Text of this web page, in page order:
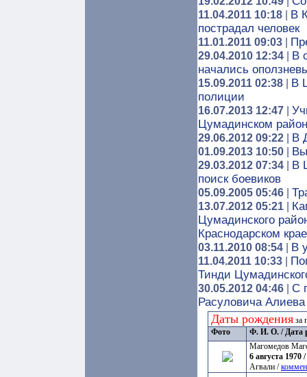
11.04.2011 10:18
В
пострадал человек
11.01.2011 09:03
29.04.2010 12:34
В
начались
15.09.2011 02:38
В
полиции
16.07.2013 12:47
Цумадинском
29.06.2012 09:22 В
01.09.2013 10:50
29.03.2012 07:34
В
поиск боевиков
05.09.2005 05:46
13.07.2012 05:21
Цумадинского
Краснодарском крае
03.11.2010 08:54 В
11.04.2011 10:33
Тинди
30.05.2012 04:46
C
Расуловича Алиева
Даты рождения за
Фото
Ф. И. О. / Дата
Магомедов
6 августа 1970
Агвали /